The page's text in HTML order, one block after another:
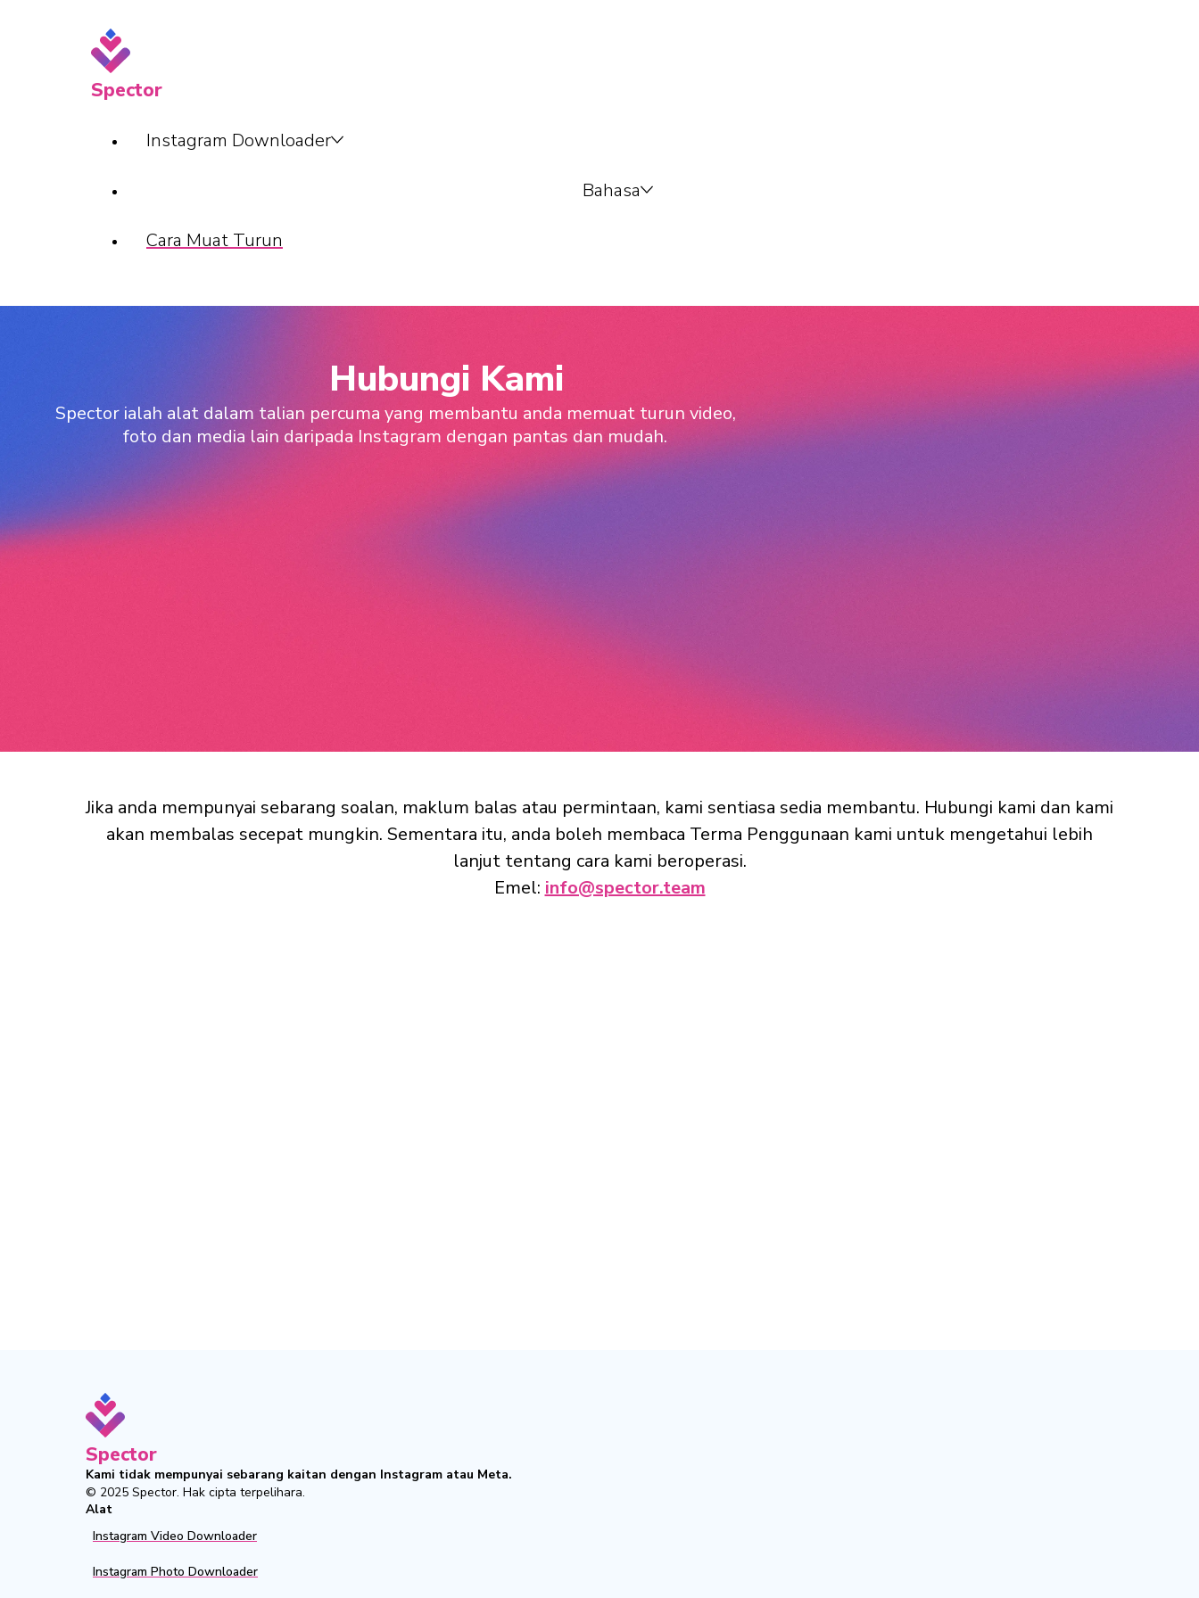
Spector
Instagram Downloader
Bahasa
Cara Muat Turun
Hubungi Kami
Spector ialah alat dalam talian percuma yang membantu anda memuat turun video,
foto dan media lain daripada Instagram dengan pantas dan mudah.
Jika anda mempunyai sebarang soalan, maklum balas atau permintaan, kami sentiasa sedia membantu. Hubungi kami dan kami
akan membalas secepat mungkin. Sementara itu, anda boleh membaca Terma Penggunaan kami untuk mengetahui lebih
lanjut tentang cara kami beroperasi.
Emel: info@spector.team
Spector
Kami tidak mempunyai sebarang kaitan dengan Instagram atau Meta.
© 2025 Spector. Hak cipta terpelihara.
Alat
Instagram Video Downloader
Instagram Photo Downloader